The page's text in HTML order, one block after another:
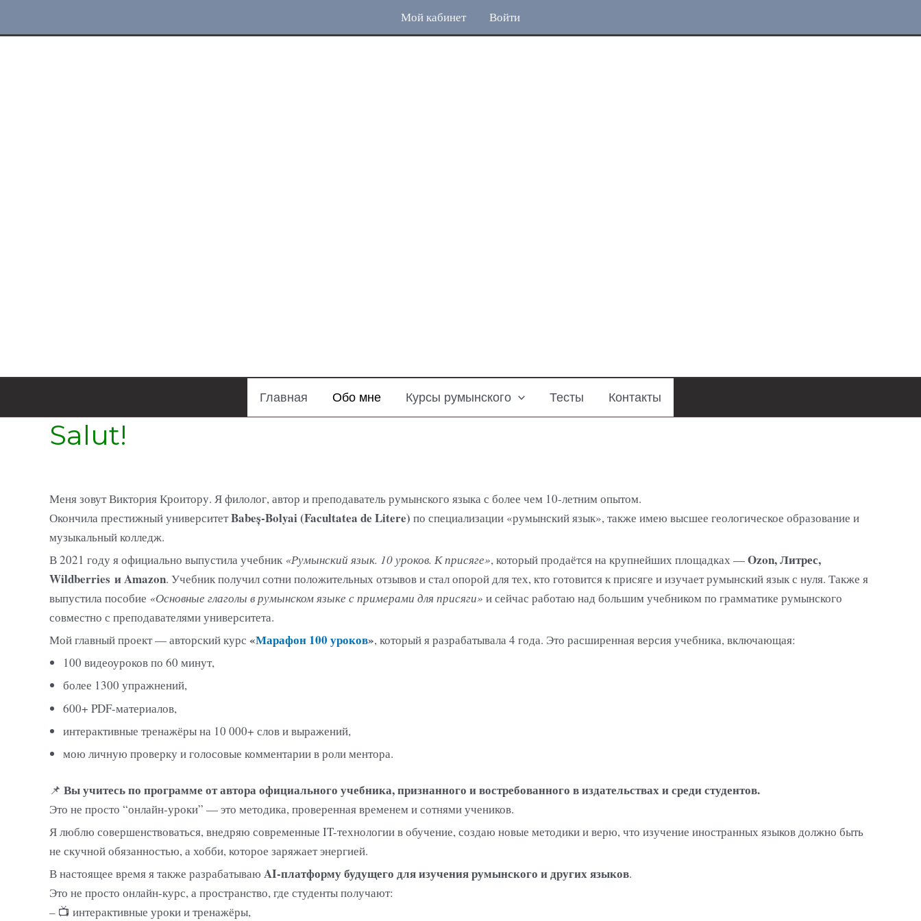
Мой кабинет Войти
Главная Обо мне Курсы румынского Тесты Контакты
Salut!
Меня зовут Виктория Кроитору. Я филолог, автор и преподаватель румынского языка с более чем 10-летним опытом.
Окончила престижный университетBabeș-Bolyai (Facultatea de Litere) по специализации «румынский язык», также имею высшее геологическое образование и
музыкальный колледж.
В 2021 году я официально выпустила учебник «Румынский язык. 10 уроков. К присяге», который продаётся на крупнейших площадках —Ozon, Литрес,
Wildberries и Amazon. Учебник получил сотни положительных отзывов и стал опорой для тех, кто готовится к присяге и изучает румынский язык с нуля. Также я
выпустила пособие «Основные глаголы в румынском языке с примерами для присяги» и сейчас работаю над большим учебником по грамматике румынского
совместно с преподавателями университета.
Мой главный проект — авторский курс «Марафон 100 уроков», который я разрабатывала 4 года. Это расширенная версия учебника, включающая:
100 видеоуроков по 60 минут,
более 1300 упражнений,
600+ PDF-материалов,
интерактивные тренажёры на 10 000+ слов и выражений,
мою личную проверку и голосовые комментарии в роли ментора.
📌 Вы учитесь по программе от автора официального учебника, признанного и востребованного в издательствах и среди студентов.
Это не просто “онлайн-уроки” — это методика, проверенная временем и сотнями учеников.
Я люблю совершенствоваться, внедряю современные IT-технологии в обучение, создаю новые методики и верю, что изучение иностранных языков должно быть
не скучной обязанностью, а хобби, которое заряжает энергией.
В настоящее время я также разрабатываю AI-платформу будущего для изучения румынского и других языков.
Это не просто онлайн-курс, а пространство, где студенты получают:
– 📺 интерактивные уроки и тренажёры,